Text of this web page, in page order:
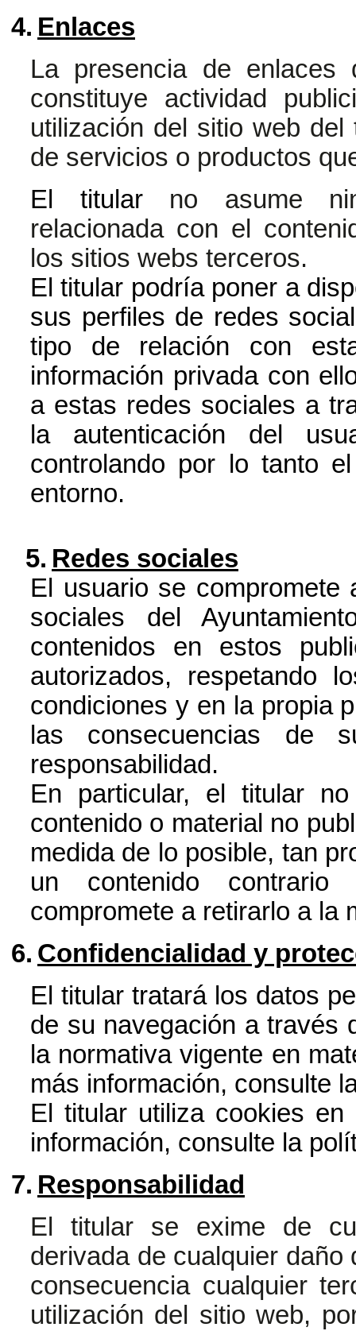
4. Enlaces
La presencia de
constituye actividad
utilización del sitio web
de servicios o productos
El titularno asume
relacionada con el
los sitios webs terceros.
El titular podría poner a
sus perfiles de redes
tipo de relación con
información privada con
a estas redes sociales a
la autenticación del
controlando por lo tanto
entorno.
5. Redes sociales
El usuario se
sociales del
contenidos en estos
autorizados, respetando
condiciones y en la propia
las consecuencias de
responsabilidad.
En particular, el titular
contenido o material no
medida de lo posible, tan
un contenido
compromete a retirarlo a la
6. Confidencialidad y
El titular tratará los datos
de su navegación a través
la normativa vigente en
más información, consulte
El titular utiliza cookies
información, consulte la
7. Responsabilidad
El titular se exime de
derivada de cualquier
consecuencia cualquier
utilización del sitio web,